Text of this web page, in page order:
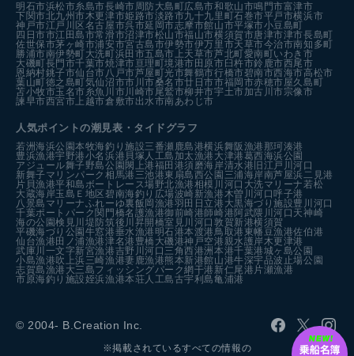
明石市浜松市糸島市長崎市周防大島町広島市和歌山市鳴門市富津市
下関市北九州市木更津市姫路市淡路市九十九里町石巻市平戸市横浜市
神戸市江戸川区 名古屋市呉市延岡市志摩市館山市平塚市小豆島町
四日市市江田島市常滑市沼津市松山市福山市横須賀市唐津市津市長島町
佐世保市茅ヶ崎市浦安市宮古島市伊勢市伊万里市天草市今治市南知多町
勝浦市南伊勢町大洗町浜田市五島市 上天草市芦北町愛南町いわき市
大磯町長門市千葉市焼津市亘理町境港市 田原市 臼杵市鈴鹿市西尾市
恩納村銚子市仙台市八戸市芦屋町光市舞鶴市行橋市碧南市西海市高松市
葉山町徳之島町気仙沼市市川市桑名市廿日市市福岡市赤穂市屋久島町
苫小牧市玉名市糸魚川市川崎市尾鷲市柳井市宇土市加古川市宗像市
諫早市西宮市 上越市倉敷市出水市南あわじ市
人気ポイントの潮見表・タイドグラフ
若洲海浜公園本牧海釣り施設三番瀬 鹿島港横浜舞阪漁港 那珂湊港
豊浜漁港宇野港小名浜港 貝塚人工島 加太漁港 大津港葛西海浜公園
アジュール舞子野島公園 閖上港福田港須磨海岸清水港 旧江戸川河口
新舞子マリンパーク 相馬港 三池港東扇島西公園 三浦海岸南芦屋浜二見港
片貝漁港平和島ボートレース場野北漁港相模川河口 大洗マリーナ若松
大蔵海岸玉島Ｅ地区 碧南海釣り広場波崎新漁港木曽川河口 呼子港
八景島マリーナふれーゆ裏飯岡漁港羽田 日立港 大黒海づり施設豊川河口
千葉ポートパーク 関門橋名護漁港御前崎港師崎港 阿武隈川河口 天神崎
海の公園検見川堤防筑後川昇開橋室見川河口敦賀新港横須賀
平磯海づり公園 牛窓港垂水漁港 明石港本渡港鳥取港 東幡豆漁港佐伯港
仙台漁港 田ノ浦漁港津名港 豊橋 大磯港神戸空港親水護岸木更津港
武庫川一文字新宮漁港吉野川河口 三角西港洲本港千葉港城ヶ島公園
小島漁港吹上浜三崎漁港妻鹿漁港熊本新港館山港牛深宇品波止場公園
志賀島漁港 大三島フィッシングパーク網干港 新仁尾港 片瀬漁港
市原海釣り施設姪浜漁港本荘人工島古宇利島亀浦港
© 2004- B.Creation Inc.
※掲載されているすべての情報の